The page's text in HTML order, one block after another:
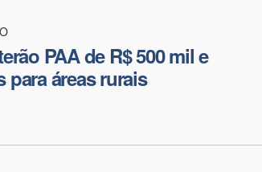
PAA de R$ 500 mil e
para áreas rurais